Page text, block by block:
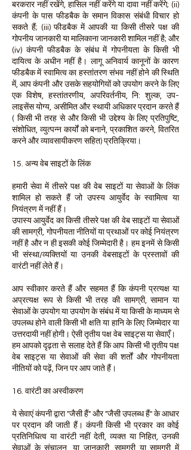
बरकरार नहीं रखेंगे, हासिल नहीं करेंगे या दावा नहीं करेंगे; (ii)
कंपनी के पास फीडबैक के समान विकास संबंधी विचार हो
सकते हैं; (iii) फीडबैक में आपकी या किसी तीसरे पक्ष की
गोपनीय जानकारी या मालिकाना जानकारी शामिल नहीं है; और
(iv) कंपनी फीडबैक के संबंध में गोपनीयता के किसी भी
दायित्व के अधीन नहीं है। लागू अनिवार्य कानूनों के कारण
फीडबैक में स्वामित्व का हस्तांतरण संभव नहीं होने की स्थिति
में, आप कंपनी और उसके सहयोगियों को उपयोग करने के लिए
एक विशेष, हस्तांतरणीय, अपरिवर्तनीय, नि: शुल्क, उप-
लाइसेंस योग्य, असीमित और स्थायी अधिकार प्रदान करते हैं
( किसी भी तरह से और किसी भी उद्देश्य के लिए प्रतिपुष्टि,
संशोधित, व्युत्पन्न कार्यों को बनाने, प्रकाशित करने, वितरित
करने और व्यावसायीकरण सहित) प्रतिक्रिया।
15. अन्य वेब साइटों के लिंक
हमारी सेवा में तीसरे पक्ष की वेब साइटों या सेवाओं के लिंक
शामिल हो सकते हैं जो उपस्य आयुर्वेद के स्वामित्व या
नियंत्रण में नहीं हैं।
उपास्य आयुर्वेद का किसी तीसरे पक्ष की वेब साइटों या सेवाओं
की सामग्री, गोपनीयता नीतियों या प्रथाओं पर कोई नियंत्रण
नहीं है और न ही इसकी कोई जिम्मेदारी है। हम इनमें से किसी
भी संस्था/व्यक्तियों या उनकी वेबसाइटों के प्रस्तावों की
वारंटी नहीं लेते हैं।
आप स्वीकार करते हैं और सहमत हैं कि कंपनी प्रत्यक्ष या
अप्रत्यक्ष रूप से किसी भी तरह की सामग्री, सामान या
सेवाओं के उपयोग या उपयोग के संबंध में या किसी के माध्यम से
उपलब्ध होने वाली किसी भी क्षति या हानि के लिए जिम्मेदार या
उत्तरदायी नहीं होगी। ऐसी तृतीय पक्ष वेब साइट्स या सेवाएँ।
हम आपको दृढ़ता से सलाह देते हैं कि आप किसी भी तृतीय पक्ष
वेब साइट्स या सेवाओं की सेवा की शर्तों और गोपनीयता
नीतियों को पढ़ें, जिन पर आप जाते हैं।
16. वारंटी का अस्वीकरण
ये सेवाएं कंपनी द्वारा "जैसी हैं" और "जैसी उपलब्ध हैं" के आधार
पर प्रदान की जाती हैं। कंपनी किसी भी प्रकार का कोई
प्रतिनिधित्व या वारंटी नहीं देती, व्यक्त या निहित, उनकी
सेवाओं के संचालन, या जानकारी, सामग्री या सामग्री में